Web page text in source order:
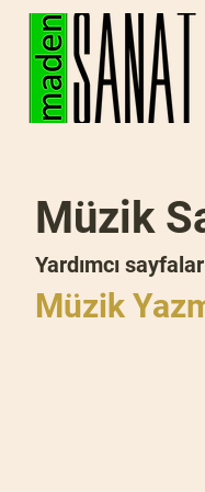
Müzik
Yardımcı
Müzik